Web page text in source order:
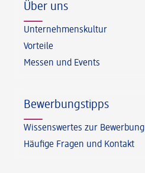
Über uns
Unternehmenskultur
Vorteile
Messen und Events
Bewerbungstipps
Wissenswertes zur Bewerbung
Häufige Fragen und Kontakt